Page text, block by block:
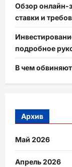
Обзор онлайн-
ставки и
подробное
В чем
Архив
Май 2026
Апрель 2026